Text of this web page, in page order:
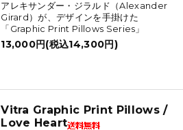
アレキサンダー・ジラルド（Alexander
Girard）が、デザインを手掛けた
「Graphic Print Pillows Series」
13,000円(税込14,300円)
Vitra Graphic Print Pillows /
Love Heart